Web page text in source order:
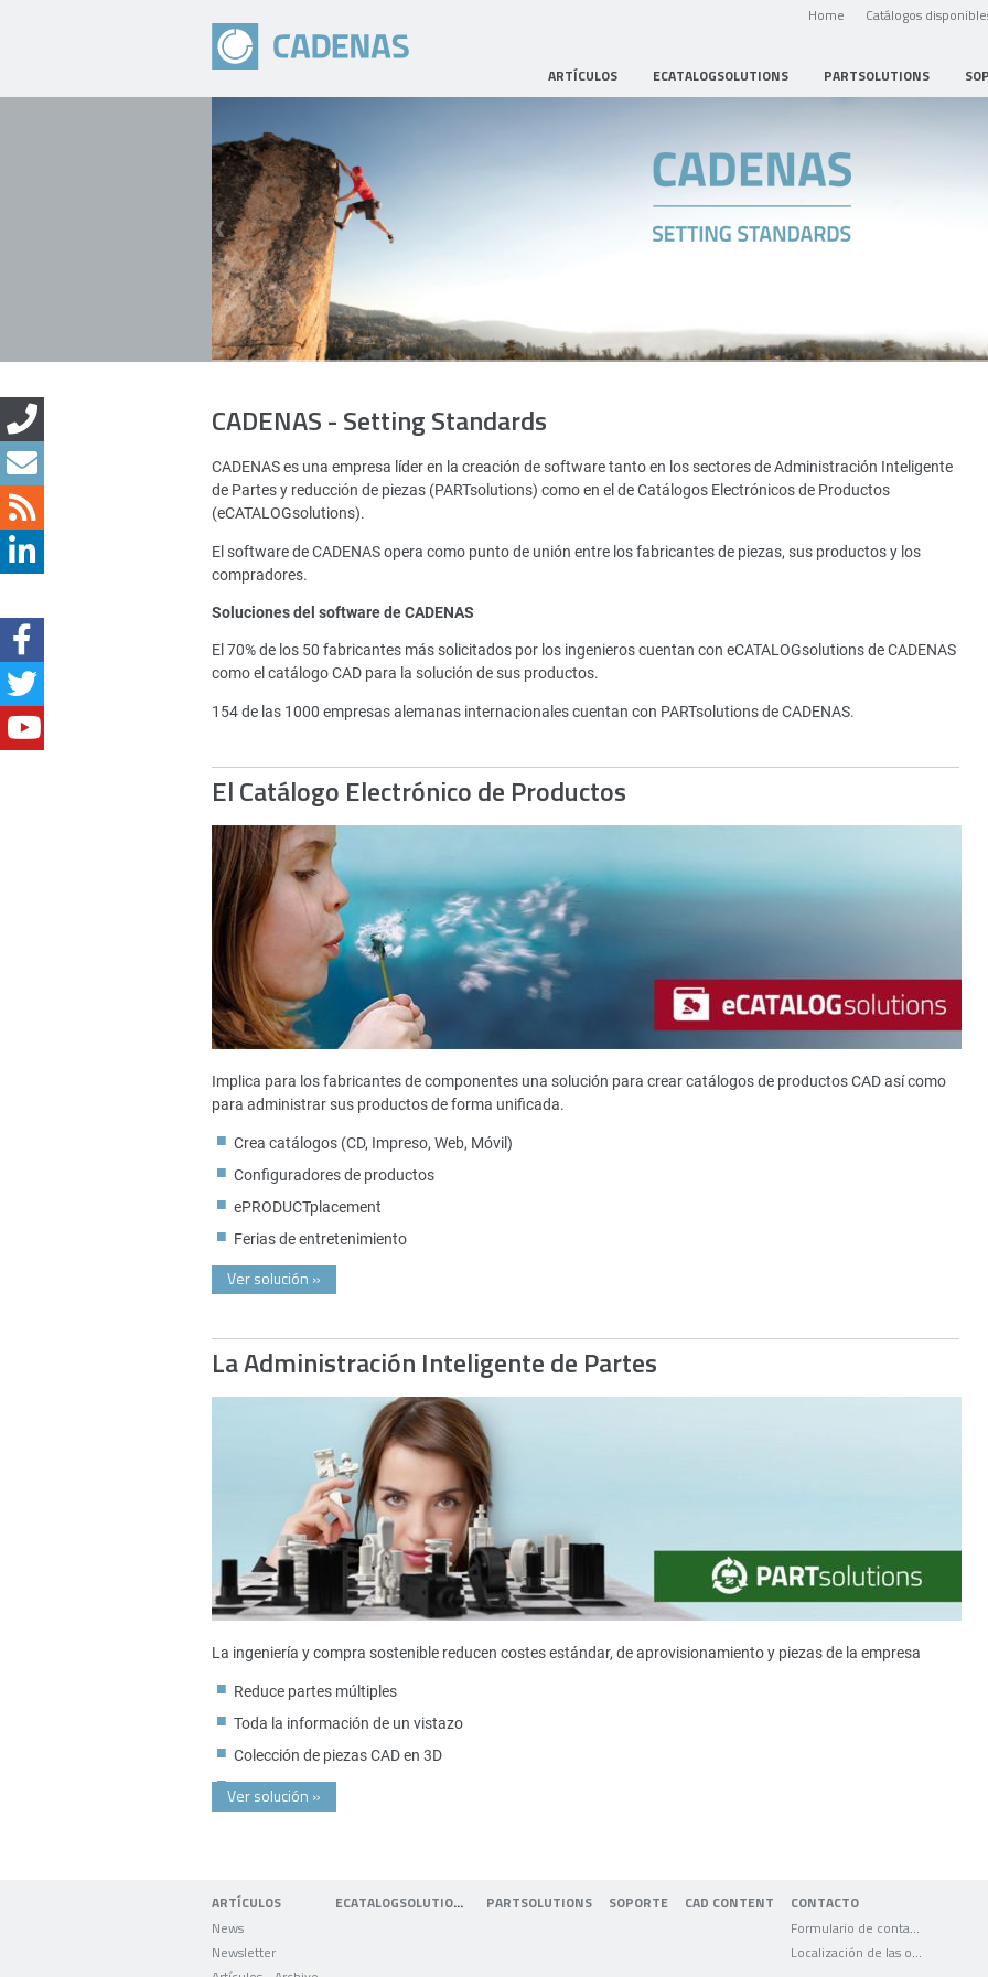
Home Catálogos
ARTÍCULOS ECATALOGSOLUTIONS PARTSOLUTIONS
CADENAS - Setting Standards
CADENAS es una empresa líder en la creación de software tanto en los sectores de Administración Inteligente
de Partes y reducción de piezas (PARTsolutions) como en el de Catálogos Electrónicos de Productos
(eCATALOGsolutions).
El software de CADENAS opera como punto de unión entre los fabricantes de piezas, sus productos y los
compradores.
Soluciones del software de CADENAS
El 70% de los 50 fabricantes más solicitados por los ingenieros cuentan con eCATALOGsolutions de CADENAS
como el catálogo CAD para la solución de sus productos.
154 de las 1000 empresas alemanas internacionales cuentan con PARTsolutions de CADENAS.
El Catálogo Electrónico de Productos
Implica para los fabricantes de componentes una solución para crear catálogos de productos CAD así como
para administrar sus productos de forma unificada.
Crea catálogos (CD, Impreso, Web, Móvil)
Configuradores de productos
ePRODUCTplacement
Ferias de entretenimiento
Ver solución »
La Administración Inteligente de Partes
La ingeniería y compra sostenible reducen costes estándar, de aprovisionamiento y piezas de la empresa
Reduce partes múltiples
Toda la información de un vistazo
Colección de piezas CAD en 3D
Ver solución »
ARTÍCULOS
News
Newsletter
ECATALOGSOLUTIONS PARTSOLUTIONS SOPORTE CAD CONTENT CONTACTO